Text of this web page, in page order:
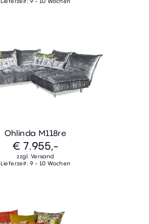
Ohlinda M118re
€ 7.955,-
zzgl. Versand
Lieferzeit: 9 - 10 Wochen